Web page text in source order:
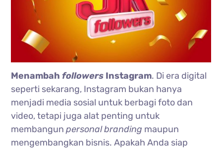
Menambahfollowers Instagram. Di era digital
seperti sekarang, Instagram bukan hanya
menjadi media sosial untuk berbagi foto dan
video, tetapi juga alat penting untuk
membangunpersonalbranding maupun
mengembangkan bisnis. Apakah Anda siap